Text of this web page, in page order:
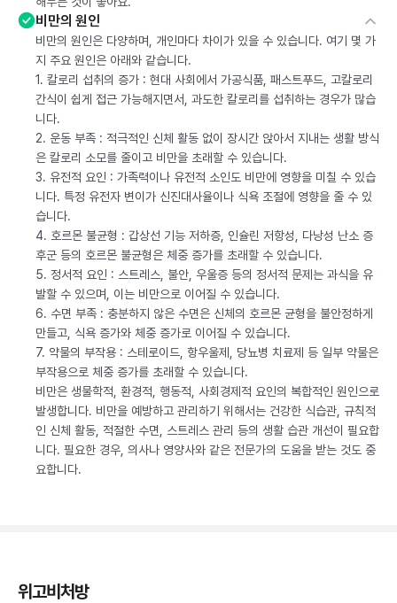
비만의 원인
비만의 원인은 다양하며, 개인마다 차이가 있을 수 있습니다. 여기 몇 가
지 주요 원인은 아래와 같습니다.
1. 칼로리 섭취의 증가 : 현대 사회에서 가공식품, 패스트푸드, 고칼로리
간식이 쉽게 접근 가능해지면서, 과도한 칼로리를 섭취하는 경우가 많습
니다.
2. 운동 부족 : 적극적인 신체 활동 없이 장시간 앉아서 지내는 생활 방식
은 칼로리 소모를 줄이고 비만을 초래할 수 있습니다.
3. 유전적 요인 : 가족력이나 유전적 소인도 비만에 영향을 미칠 수 있습
니다. 특정 유전자 변이가 신진대사율이나 식욕 조절에 영향을 줄 수 있
습니다.
4. 호르몬 불균형 : 갑상선 기능 저하증, 인슐린 저항성, 다낭성 난소 증
후군 등의 호르몬 불균형은 체중 증가를 초래할 수 있습니다.
5. 정서적 요인 : 스트레스, 불안, 우울증 등의 정서적 문제는 과식을 유
발할 수 있으며, 이는 비만으로 이어질 수 있습니다.
6. 수면 부족 : 충분하지 않은 수면은 신체의 호르몬 균형을 불안정하게
만들고, 식욕 증가와 체중 증가로 이어질 수 있습니다.
7. 약물의 부작용 : 스테로이드, 항우울제, 당뇨병 치료제 등 일부 약물은
부작용으로 체중 증가를 초래할 수 있습니다.
비만은 생물학적, 환경적, 행동적, 사회경제적 요인의 복합적인 원인으로
발생합니다. 비만을 예방하고 관리하기 위해서는 건강한 식습관, 규칙적
인 신체 활동, 적절한 수면, 스트레스 관리 등의 생활 습관 개선이 필요합
니다. 필요한 경우, 의사나 영양사와 같은 전문가의 도움을 받는 것도 중
요합니다.
위고비처방